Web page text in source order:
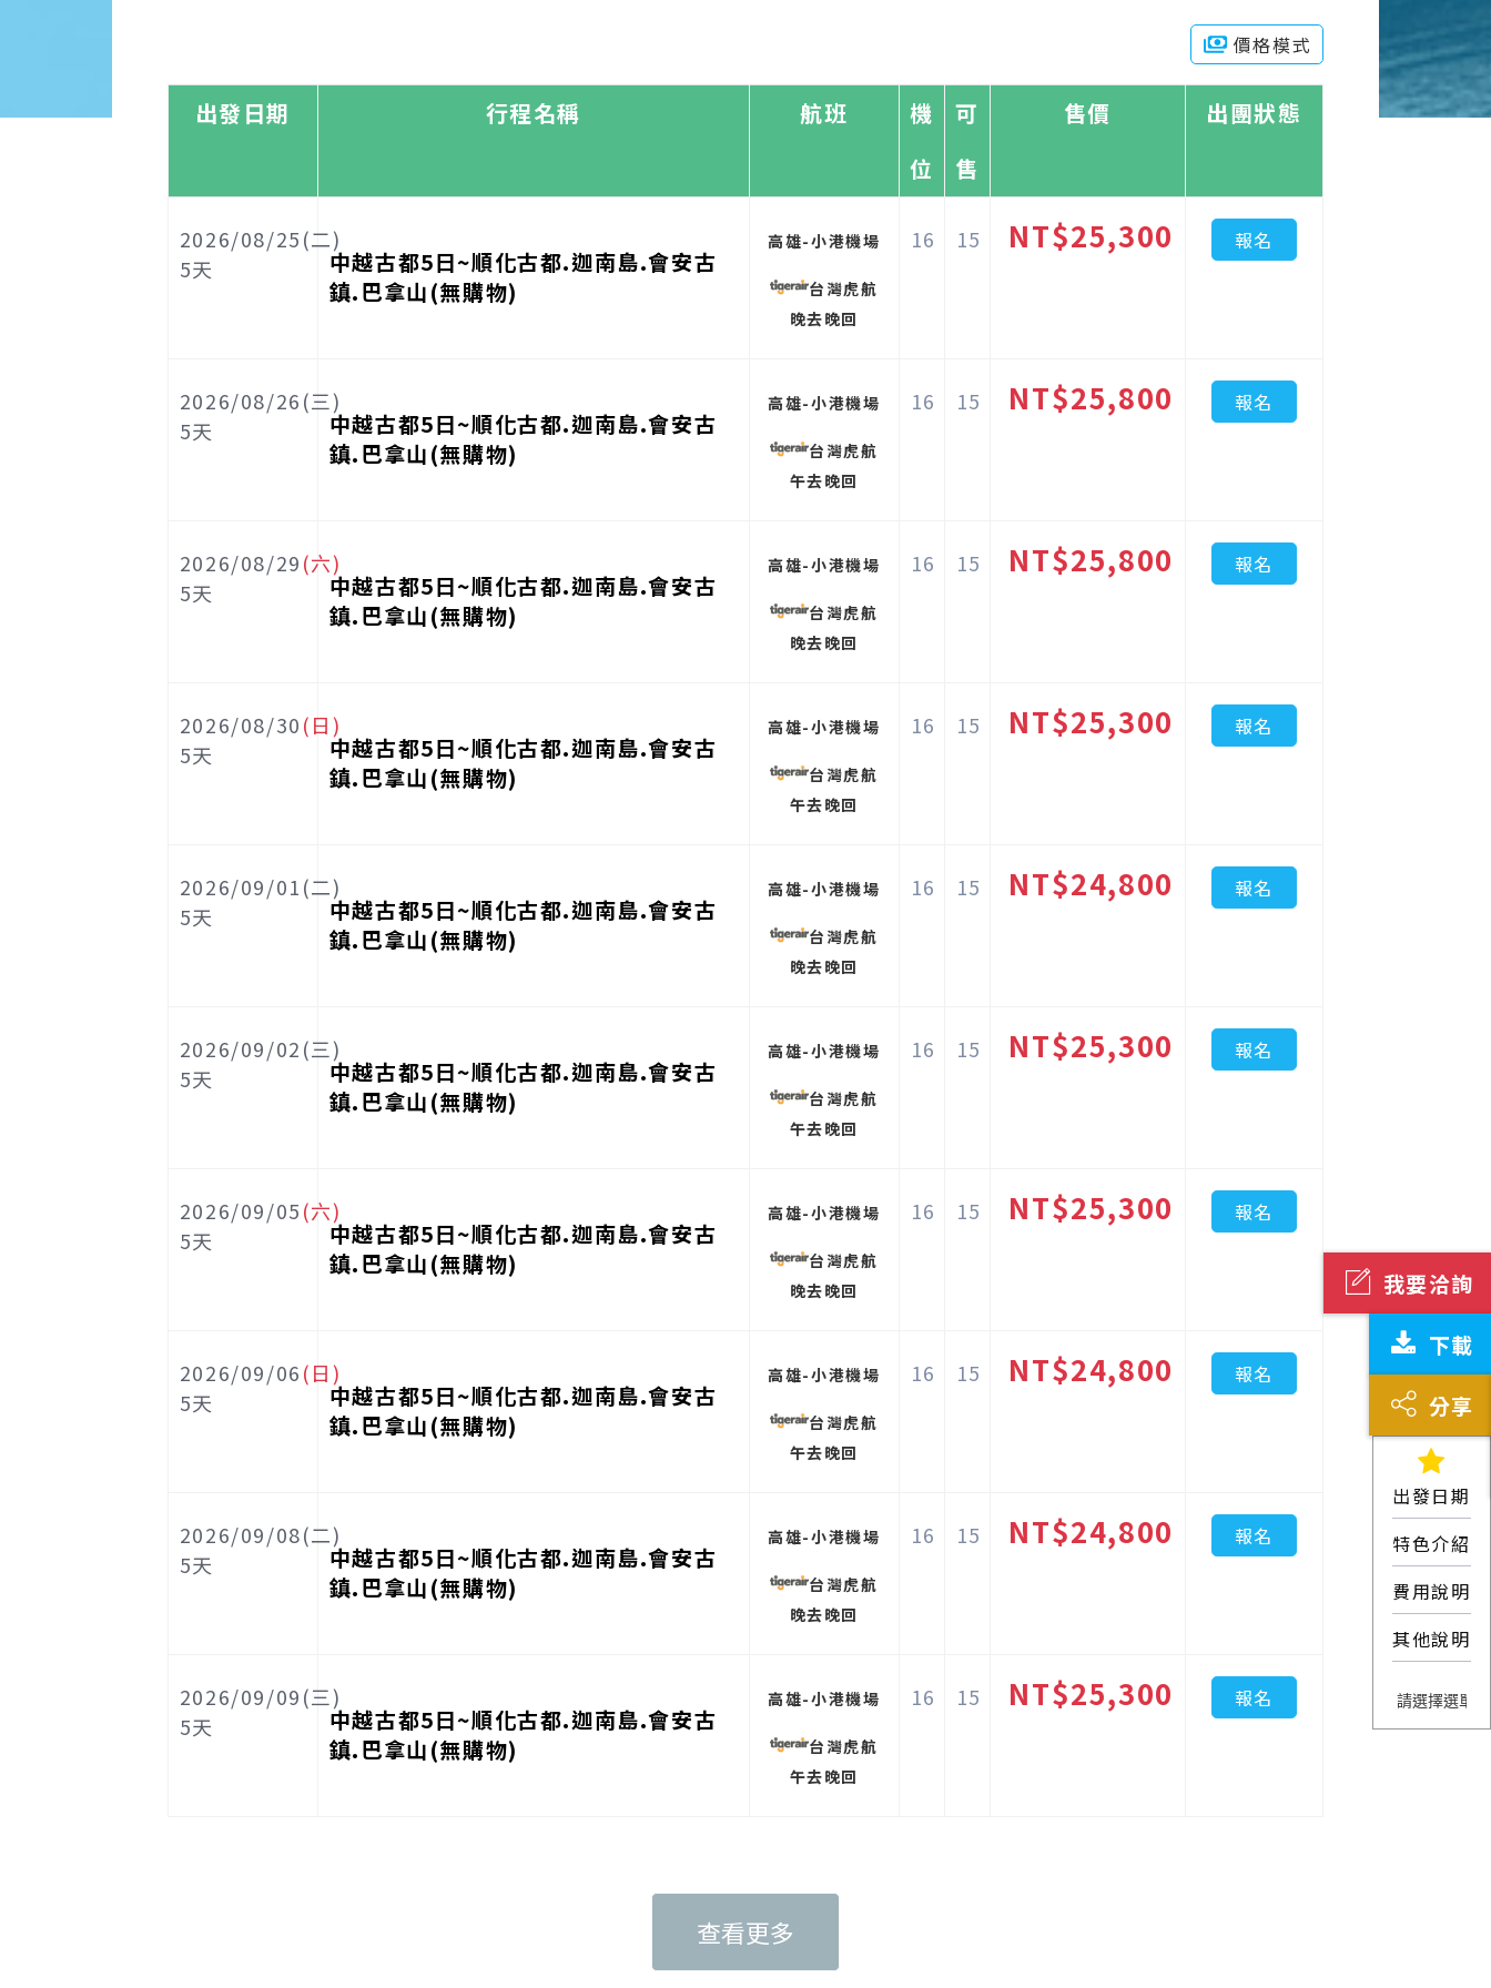
我要洽詢
下載
分享
出發日期
特色介紹
費用說明
其他說明
價格模式
出發日期 行程名稱 航班
機
位
可
售
售價 出團狀態
2026/08/25(二)
5天
中越古都5日~順化古都.迦南島.會安古
鎮.巴拿山(無購物)
高雄-小港機場
台灣虎航
晚去晚回
16 15 NT$25,300 報名
2026/08/26(三)
5天
中越古都5日~順化古都.迦南島.會安古
鎮.巴拿山(無購物)
高雄-小港機場
台灣虎航
午去晚回
16 15 NT$25,800 報名
2026/08/29(六)
5天
中越古都5日~順化古都.迦南島.會安古
鎮.巴拿山(無購物)
高雄-小港機場
台灣虎航
晚去晚回
16 15 NT$25,800 報名
2026/08/30(日)
5天
中越古都5日~順化古都.迦南島.會安古
鎮.巴拿山(無購物)
高雄-小港機場
台灣虎航
午去晚回
16 15 NT$25,300 報名
2026/09/01(二)
5天
中越古都5日~順化古都.迦南島.會安古
鎮.巴拿山(無購物)
高雄-小港機場
台灣虎航
晚去晚回
16 15 NT$24,800 報名
2026/09/02(三)
5天
中越古都5日~順化古都.迦南島.會安古
鎮.巴拿山(無購物)
高雄-小港機場
台灣虎航
午去晚回
16 15 NT$25,300 報名
2026/09/05(六)
5天
中越古都5日~順化古都.迦南島.會安古
鎮.巴拿山(無購物)
高雄-小港機場
台灣虎航
晚去晚回
16 15 NT$25,300 報名
2026/09/06(日)
5天
中越古都5日~順化古都.迦南島.會安古
鎮.巴拿山(無購物)
高雄-小港機場
台灣虎航
午去晚回
16 15 NT$24,800 報名
2026/09/08(二)
5天
中越古都5日~順化古都.迦南島.會安古
鎮.巴拿山(無購物)
高雄-小港機場
台灣虎航
晚去晚回
16 15 NT$24,800 報名
2026/09/09(三)
5天
中越古都5日~順化古都.迦南島.會安古
鎮.巴拿山(無購物)
高雄-小港機場
台灣虎航
午去晚回
16 15 NT$25,300 報名
查看更多